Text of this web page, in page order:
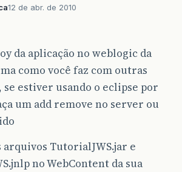
12 de abr. de 2010
da aplicação no weblogic da
como você faz com outras
se estiver usando o eclipse por
um add remove no server ou
arquivos TutorialJWS.jar e
no WebContent da sua